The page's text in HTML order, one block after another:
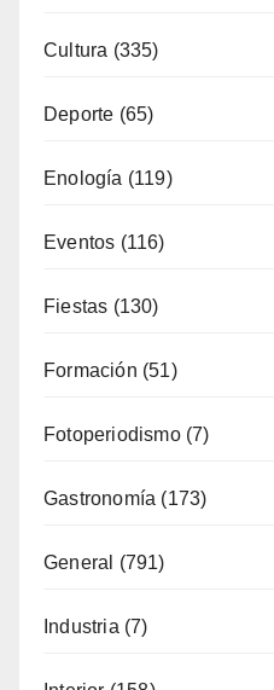
Cultura (335)
Deporte (65)
Enología (119)
Eventos (116)
Fiestas (130)
Formación (51)
Fotoperiodismo(7)
Gastronomía (173)
General (791)
Industria (7)